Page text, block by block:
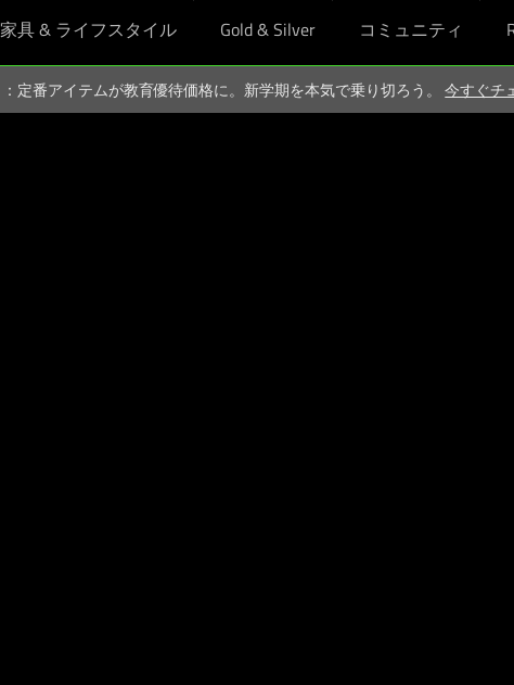
家具 & ライフスタイル Gold & Silver コミュニティ
定番アイテムが教育優待価格に。新学期を本気で乗り切ろう。今すぐチ